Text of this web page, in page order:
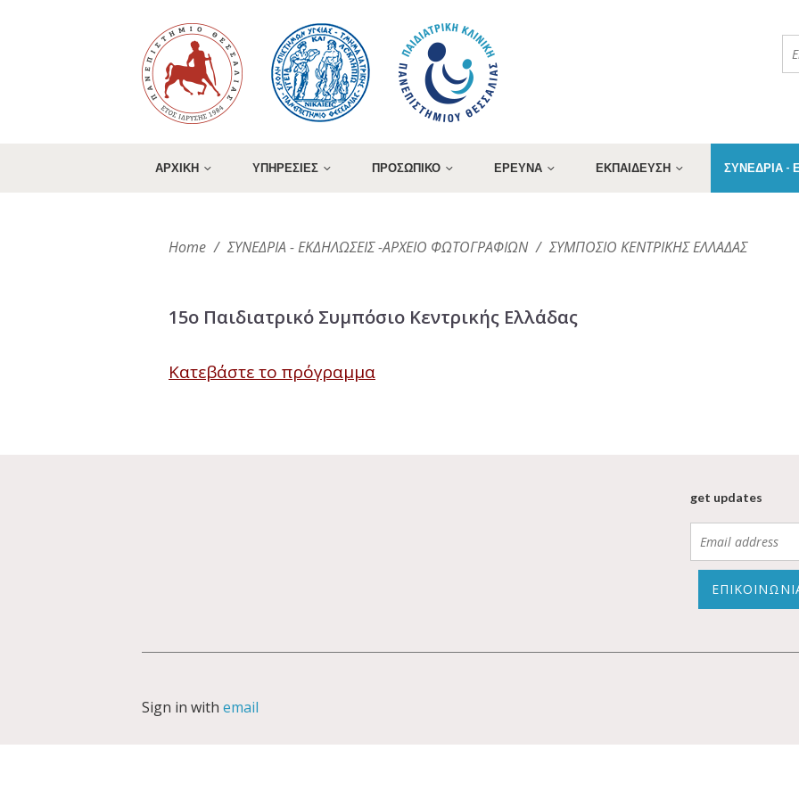
ΑΡΧΙΚΗ ΥΠΗΡΕΣΙΕΣ ΠΡΟΣΩΠΙΚΟ ΕΡΕΥΝΑ ΕΚΠΑΙΔΕΥΣΗ ΣΥΝΕΔΡΙΑ -
Home / ΣΥΝΕΔΡΙΑ - ΕΚΔΗΛΩΣΕΙΣ -ΑΡΧΕΙΟ ΦΩΤΟΓΡΑΦΙΩΝ / ΣΥΜΠΟΣΙΟ ΚΕΝΤΡΙΚΗΣ ΕΛΛΑΔΑΣ
15ο Παιδιατρικό Συμπόσιο Κεντρικής Ελλάδας
Κατεβάστε το πρόγραμμα
get updates
Sign in with email